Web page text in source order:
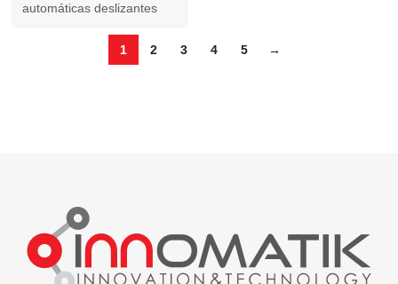
automáticas deslizantes
1 2 3 4 5 →